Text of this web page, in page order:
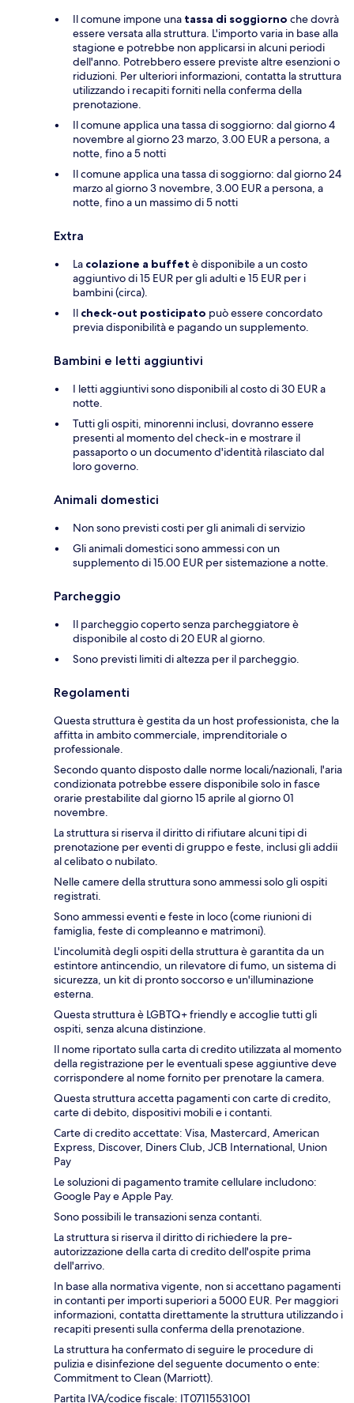
Il comune impone una tassa di soggiorno che dovrà
essere versata alla struttura. L'importo varia in base alla
stagione e potrebbe non applicarsi in alcuni periodi
dell'anno. Potrebbero essere previste altre esenzioni o
riduzioni. Per ulteriori informazioni, contatta la struttura
utilizzando i recapiti forniti nella conferma della
prenotazione.
Il comune applica una tassa di soggiorno: dal giorno 4
novembre al giorno 23 marzo, 3.00 EUR a persona, a
notte, fino a 5 notti
Il comune applica una tassa di soggiorno: dal giorno 24
marzo al giorno 3 novembre, 3.00 EUR a persona, a
notte, fino a un massimo di 5 notti
Extra
La colazione a buffet è disponibile a un costo
aggiuntivo di 15 EUR per gli adulti e 15 EUR per i
bambini (circa).
Il check-out posticipato può essere concordato
previa disponibilità e pagando un supplemento.
Bambini e letti aggiuntivi
I letti aggiuntivi sono disponibili al costo di 30 EUR a
notte.
Tutti gli ospiti, minorenni inclusi, dovranno essere
presenti al momento del check-in e mostrare il
passaporto o un documento d'identità rilasciato dal
loro governo.
Animali domestici
Non sono previsti costi per gli animali di servizio
Gli animali domestici sono ammessi con un
supplemento di 15.00 EUR per sistemazione a notte.
Parcheggio
Il parcheggio coperto senza parcheggiatore è
disponibile al costo di 20 EUR al giorno.
Sono previsti limiti di altezza per il parcheggio.
Regolamenti
Questa struttura è gestita da un host professionista, che la
affitta in ambito commerciale, imprenditoriale o
professionale.
Secondo quanto disposto dalle norme locali/nazionali, l'aria
condizionata potrebbe essere disponibile solo in fasce
orarie prestabilite dal giorno 15 aprile al giorno 01
novembre.
La struttura si riserva il diritto di rifiutare alcuni tipi di
prenotazione per eventi di gruppo e feste, inclusi gli addii
al celibato o nubilato.
Nelle camere della struttura sono ammessi solo gli ospiti
registrati.
Sono ammessi eventi e feste in loco (come riunioni di
famiglia, feste di compleanno e matrimoni).
L'incolumità degli ospiti della struttura è garantita da un
estintore antincendio, un rilevatore di fumo, un sistema di
sicurezza, un kit di pronto soccorso e un'illuminazione
esterna.
Questa struttura è LGBTQ+ friendly e accoglie tutti gli
ospiti, senza alcuna distinzione.
Il nome riportato sulla carta di credito utilizzata al momento
della registrazione per le eventuali spese aggiuntive deve
corrispondere al nome fornito per prenotare la camera.
Questa struttura accetta pagamenti con carte di credito,
carte di debito, dispositivi mobili e i contanti.
Carte di credito accettate: Visa, Mastercard, American
Express, Discover, Diners Club, JCB International, Union
Pay
Le soluzioni di pagamento tramite cellulare includono:
Google Pay e Apple Pay.
Sono possibili le transazioni senza contanti.
La struttura si riserva il diritto di richiedere la pre-
autorizzazione della carta di credito dell'ospite prima
dell'arrivo.
In base alla normativa vigente, non si accettano pagamenti
in contanti per importi superiori a 5000 EUR. Per maggiori
informazioni, contatta direttamente la struttura utilizzando i
recapiti presenti sulla conferma della prenotazione.
La struttura ha confermato di seguire le procedure di
pulizia e disinfezione del seguente documento o ente:
Commitment to Clean (Marriott).
Partita IVA/codice fiscale: IT07115531001